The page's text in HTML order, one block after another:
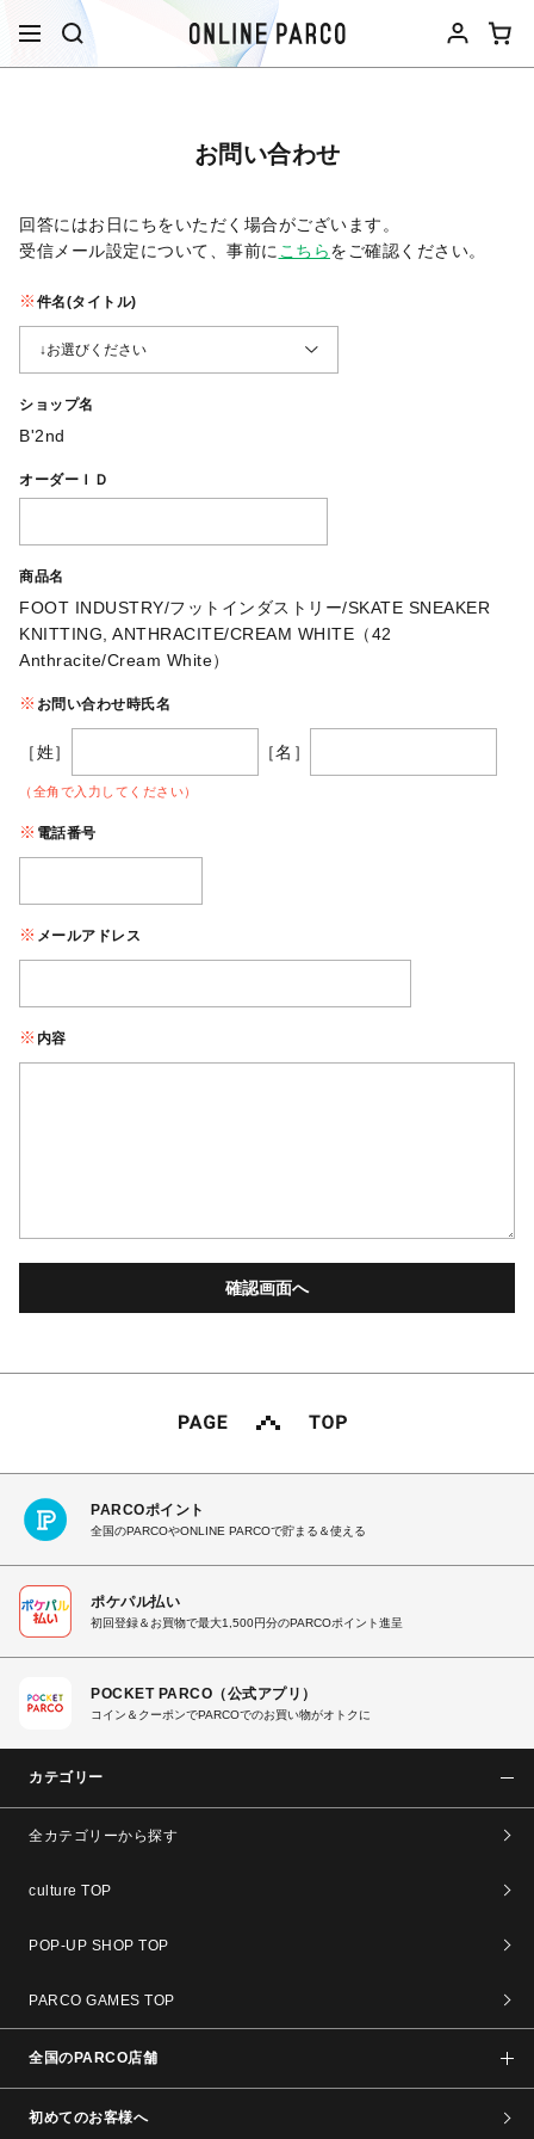
お問い合わせ
回答にはお日にちをいただく場合がございます。
受信メール設定について、事前に こちらをご確認ください。​
件名(タイトル)
ショップ名
B'2nd
オーダーＩＤ
商品名
FOOT INDUSTRY/フットインダストリー/SKATE SNEAKER
KNITTING, ANTHRACITE/CREAM WHITE（42
Anthracite/Cream White）
お問い合わせ時氏名
［姓］ ［名］
（全角で入力してください）
電話番号
メールアドレス
内容
PARCOポイント
全国のPARCOやONLINE PARCOで貯まる＆使える
ポケパル払い
初回登録＆お買物で最大1,500円分のPARCOポイント進呈
POCKET PARCO（公式アプリ）
コイン＆クーポンでPARCOでのお買い物がオトクに
カテゴリー
全カテゴリーから探す
culture TOP
POP-UP SHOP TOP
PARCO GAMES TOP
全国のPARCO店舗
初めてのお客様へ